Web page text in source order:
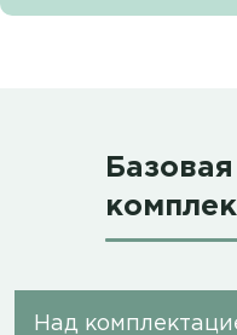
Базовая
Над